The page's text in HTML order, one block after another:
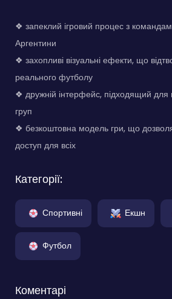
❖ запеклий ігровий процес з
Аргентини
❖ захопливі візуальні ефекти, що
реального футболу
❖ дружній інтерфейс, підходящий для
груп
❖ безкоштовна модель гри, що
доступ для всіх
Категорії:
Спортивні Екшн
Футбол
Коментарі